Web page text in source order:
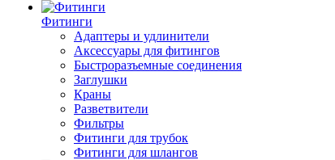
Фитинги
Адаптеры и удлинители
Аксессуары для фитингов
Быстроразъемные соединения
Заглушки
Краны
Разветвители
Фильтры
Фитинги для трубок
Фитинги для шлангов